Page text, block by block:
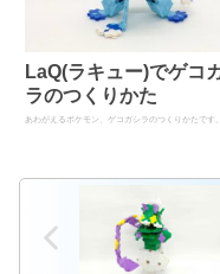
LaQ(ラキュー)でゲコ
ラのつくりかた
あわがえるポケモン、ゲコガシラのつくりかたです。